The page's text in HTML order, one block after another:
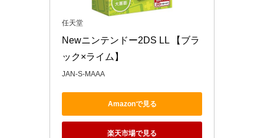
任天堂
Newニンテンドー2DS LL 【ブラ
ック×ライム】
JAN-S-MAAA
Amazonで見る
楽天市場で見る